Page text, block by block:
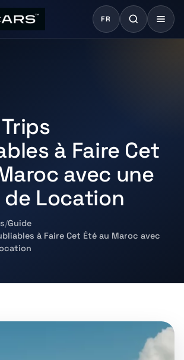
FR
à Faire Cet
avec une
Location
Guide
à Faire Cet Été au Maroc avec